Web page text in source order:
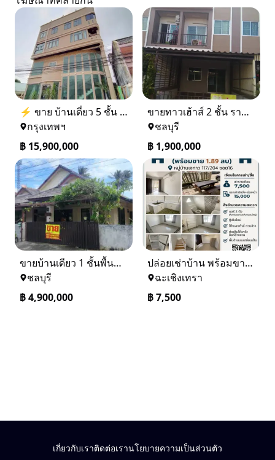
⚡ ขาย บ้านเดี่ยว 5 ชั้น ซอย ประชาชื่น 14 ใกล้ BTS
กรุงเทพฯ
฿ 15,900,000
ขายทาวเฮ้าส์ 2 ชั้น ราคา 1.9 ล้านบาท ที่อยู่ ศรีราชา ชลบุรี
ชลบุรี
฿ 1,900,000
ขายบ้านเดียว 1 ชั้นพื้นที่ 102 ตรว บางละมุง ชลบุรี
ชลบุรี
฿4,900,000
ปล่อยเช่าบ้าน พร้อมขาย หมู่บ้านเจทาว ตำบลแสนภูดาษ
ฉะเชิงเทรา
฿7,500
เกี่ยวกับเราติดต่อเรานโยบายความเป็นส่วนตัว